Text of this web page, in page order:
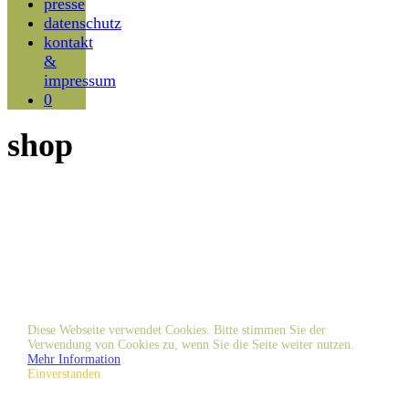
presse
datenschutz
kontakt
&
impressum
0
shop
Diese Webseite verwendet Cookies. Bitte stimmen Sie der
Verwendung von Cookies zu, wenn Sie die Seite weiter nutzen.
Mehr Information
Einverstanden